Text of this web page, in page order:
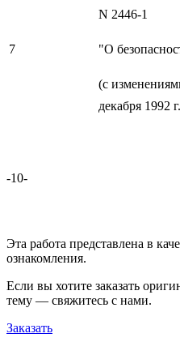
7
N 2446-1
"О
(с
декабря 1992
-10-
Эта работа представлена в
ознакомления.
Если вы хотите заказать
тему — свяжитесь с нами.
Заказать